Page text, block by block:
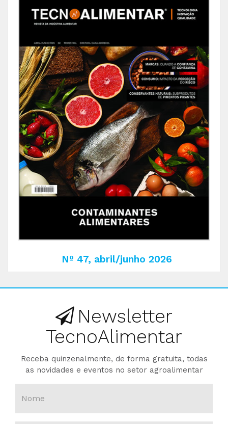
Nº 47, abril/junho 2026
Newsletter
TecnoAlimentar
Receba quinzenalmente, de forma gratuita, todas
as novidades e eventos no setor agroalimentar